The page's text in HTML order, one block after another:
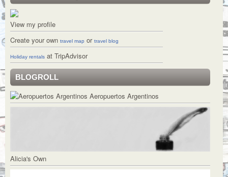
View my profile
Create your own travel map or travel blog
Holiday rentals at TripAdvisor
BLOGROLL
Aeropuertos Argentinos
Alicia's Own